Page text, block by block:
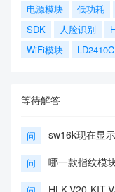
电源模块
低功耗
SDK
人脸识别
WiFi模块
LD2410C
等待解答
问 sw16k现在显
问 哪一款指纹模